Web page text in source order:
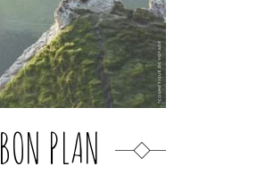
BON PLAN